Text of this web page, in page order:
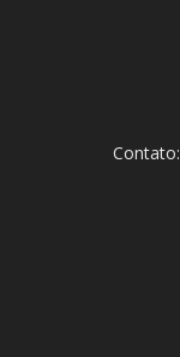
Contato: